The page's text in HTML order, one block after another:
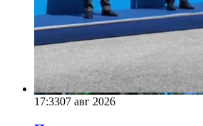
17:3307 авг 2026